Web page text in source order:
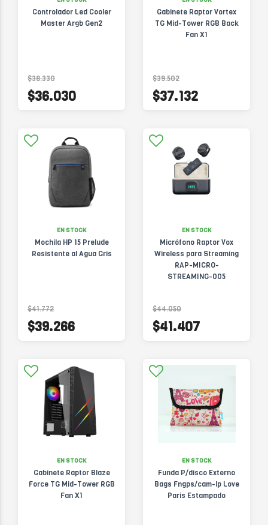
Controlador Led Cooler
Master Argb Gen2
$38.330
$36.030
Gabinete Raptor Vortex
TG Mid-Tower RGB Back
Fan X1
$39.502
$37.132
EN STOCK
Mochila HP 15 Prelude
Resistente al Agua Gris
$41.772
$39.266
EN STOCK
Micrófono Raptor Vox
Wireless para Streaming
RAP-MICRO-
STREAMING-005
$44.050
$41.407
EN STOCK
Gabinete Raptor Blaze
Force TG Mid-Tower RGB
Fan X1
EN STOCK
Funda P/disco Externo
Bags Fngps/cam-lp Love
Paris Estampado